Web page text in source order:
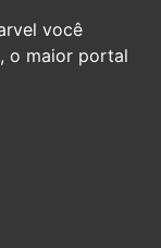
você
o maior portal